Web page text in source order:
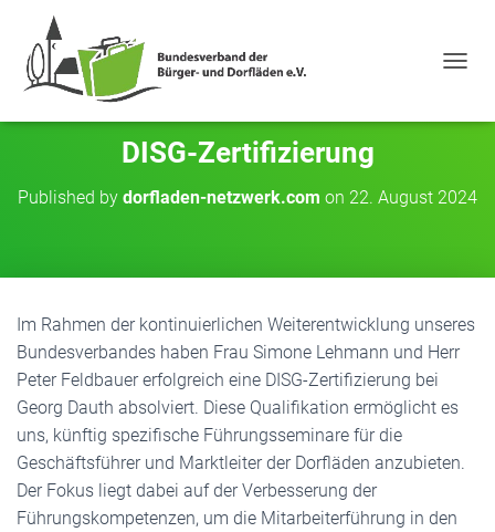
DISG-Zertifizierung
Published by dorfladen-netzwerk.com on 22. August 2024
Im Rahmen der kontinuierlichen Weiterentwicklung unseres
Bundesverbandes haben Frau Simone Lehmann und Herr
Peter Feldbauer erfolgreich eine DISG-Zertifizierung bei
Georg Dauth absolviert. Diese Qualifikation ermöglicht es
uns, künftig spezifische Führungsseminare für die
Geschäftsführer und Marktleiter der Dorfläden anzubieten.
Der Fokus liegt dabei auf der Verbesserung der
Führungskompetenzen, um die Mitarbeiterführung in den